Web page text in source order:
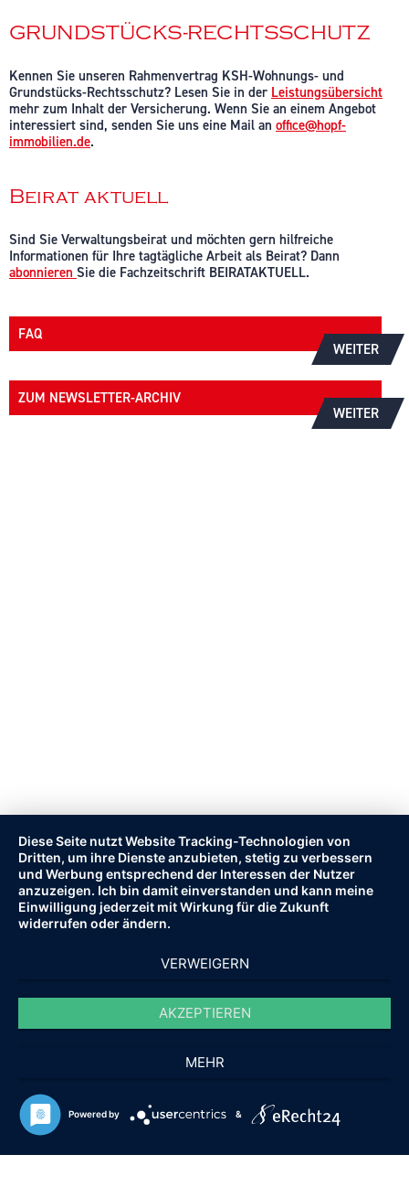
GRUNDSTÜCKS-RECHTSSCHUTZ
Kennen Sie unseren Rahmenvertrag KSH-Wohnungs- und
Grundstücks-Rechtsschutz? Lesen Sie in der Leistungsübersicht
mehr zum Inhalt der Versicherung. Wenn Sie an einem Angebot
interessiert sind, senden Sie uns eine Mail an office@hopf-
immobilien.de.
Beirat aktuell
Sind Sie Verwaltungsbeirat und möchten gern hilfreiche
Informationen für Ihre tagtägliche Arbeit als Beirat? Dann
abonnieren Sie die Fachzeitschrift BEIRATAKTUELL.
FAQ
WEITER
ZUM NEWSLETTER-ARCHIV
WEITER
FAQ IMPRESSUM
AGB
Diese Seite nutzt Website Tracking-Technologien von
Dritten, um ihre Dienste anzubieten, stetig zu verbessern
und Werbung entsprechend der Interessen der Nutzer
anzuzeigen. Ich bin damit einverstanden und kann meine
Einwilligung jederzeit mit Wirkung für die Zukunft
widerrufen oder ändern.
VERWEIGERN
AKZEPTIEREN
MEHR
Powered by &